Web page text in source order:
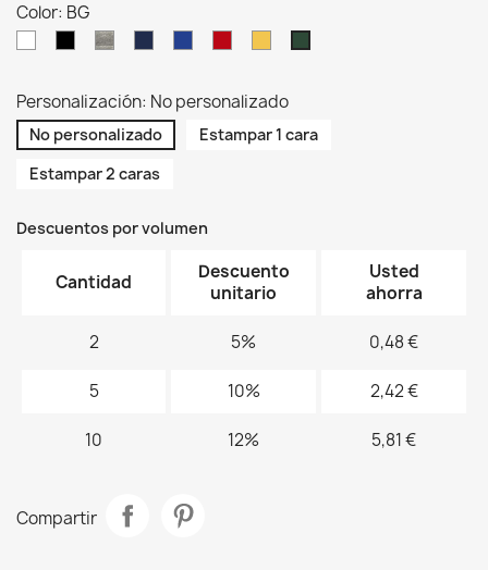
Color: BG
GM
Personalización: No personalizado
No personalizado
Estampar 1 cara
Estampar 2 caras
Descuentos por volumen
Cantidad
Descuento
unitario
Usted
ahorra
2 5% 0,48 €
5 10% 2,42 €
10 12% 5,81 €
Compartir